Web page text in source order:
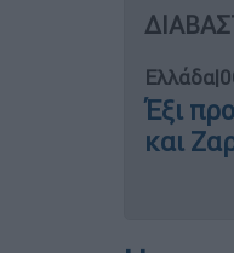
Ελλάδα|
Έξι
και